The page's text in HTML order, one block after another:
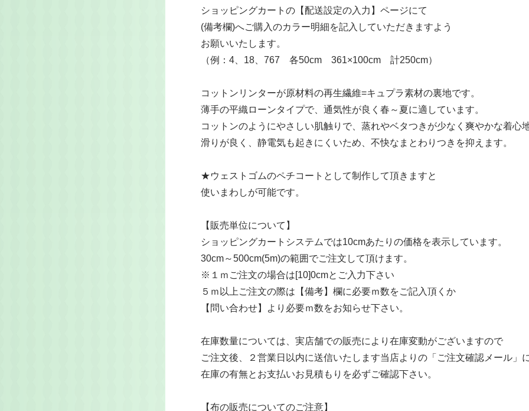
ショッピングカートの【配送設定の入力】ページにて
(備考欄)へご購入のカラー明細を記入していただきますよう
お願いいたします。
（例：4、18、767 各50cm 361×100cm 計250cm）
コットンリンターが原材料の再生繊維=キュプラ素材の裏地です。
薄手の平織ローンタイプで、通気性が良く春～夏に適しています。
コットンのようにやさしい肌触りで、蒸れやベタつきが少なく爽やかな着心
滑りが良く、静電気も起きにくいため、不快なまとわりつきを抑えます。
★ウェストゴムのペチコートとして制作して頂きますと
使いまわしが可能です。
【販売単位について】
ショッピングカートシステムでは10cmあたりの価格を表示しています。
30cm～500cm(5m)の範囲でご注文して頂けます。
※１ｍご注文の場合は[10]0cmとご入力下さい
５ｍ以上ご注文の際は【備考】欄に必要ｍ数をご記入頂くか
【問い合わせ】より必要ｍ数をお知らせ下さい。
在庫数量については、実店舗での販売により在庫変動がございますので
ご注文後、２営業日以内に送信いたします当店よりの「ご注文確認メール」
在庫の有無とお支払いお見積もりを必ずご確認下さい。
【布の販売についてのご注意】
KW(白)